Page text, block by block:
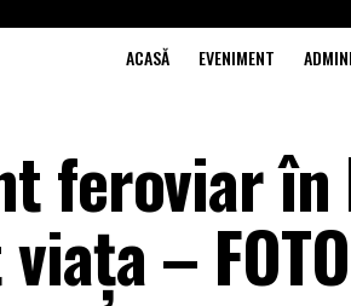
ACASĂ EVENIMENT
feroviar în
–